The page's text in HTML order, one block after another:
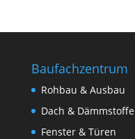
Baufachzentrum
Rohbau & Ausbau
Dach & Dämmstoffe
Fenster & Türen